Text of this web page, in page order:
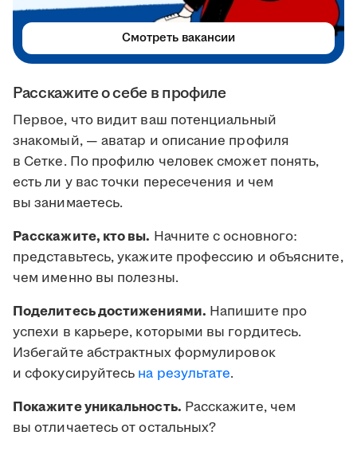
Расскажите о себе в профиле
Первое, что видит ваш потенциальный
знакомый, — аватар и описание профиля
в Сетке. По профилю человек сможет понять,
есть ли у вас точки пересечения и чем
вы занимаетесь.
Расскажите, кто вы. Начните с основного:
представьтесь, укажите профессию и объясните,
чем именно вы полезны.
Поделитесь достижениями. Напишите про
успехи в карьере, которыми вы гордитесь.
Избегайте абстрактных формулировок
и сфокусируйтесь на результате.
Покажите уникальность. Расскажите, чем
вы отличаетесь от остальных?
Смотреть вакансии